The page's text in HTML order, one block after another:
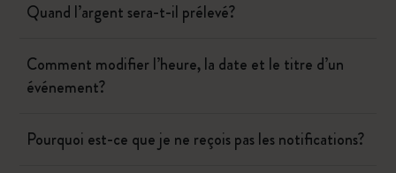
Quand l’argent sera-t-il prélevé?
Comment modifier l’heure, la date et le titre d’un
événement?
Pourquoi est-ce que je ne reçois pas les notifications?